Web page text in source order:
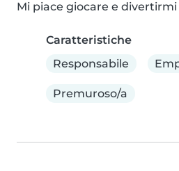
Mi piace giocare e
Caratteristiche
Responsabile
Premuroso/a